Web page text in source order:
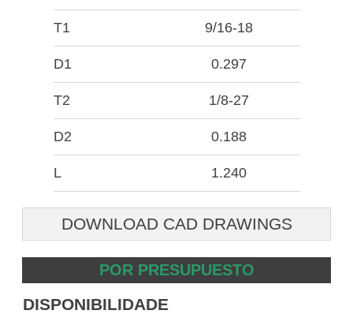
T1 9/16-18
D1 0.297
T2 1/8-27
D2 0.188
L 1.240
DOWNLOAD CAD DRAWINGS
POR PRESUPUESTO
DISPONIBILIDADE